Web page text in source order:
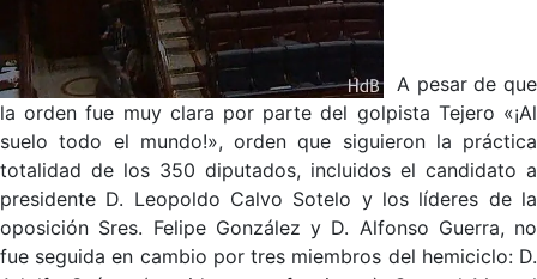
A pesar de que
la orden fue muy clara por parte del golpista Tejero «¡Al
suelo todo el mundo!», orden que siguieron la práctica
totalidad de los 350 diputados, incluidos el candidato a
presidente D. Leopoldo Calvo Sotelo y los líderes de la
oposición Sres. Felipe González y D. Alfonso Guerra, no
fue seguida en cambio por tres miembros del hemiciclo: D.